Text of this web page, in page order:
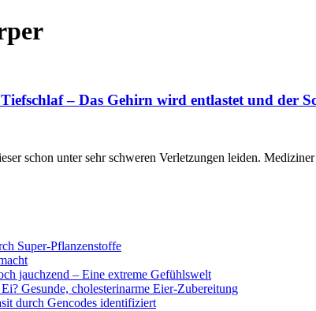
– Das Gehirn wird entlastet und der
schon unter sehr schweren Verletzungen leiden.
Super-Pflanzenstoffe
jauchzend – Eine extreme Gefühlswelt
Gesunde, cholesterinarme Eier-Zubereitung
durch Gencodes identifiziert